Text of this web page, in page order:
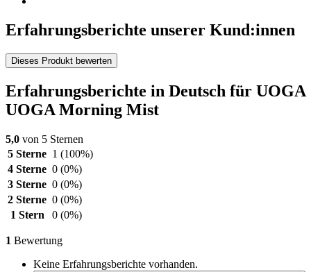
Erfahrungsberichte unserer Kund:innen
Dieses Produkt bewerten
Erfahrungsberichte in Deutsch für UOGA
UOGA Morning Mist
5,0 von 5 Sternen
5 Sterne 1 (100%)
4 Sterne 0 (0%)
3 Sterne 0 (0%)
2 Sterne 0 (0%)
1 Stern
0 (0%)
1 Bewertung
Keine Erfahrungsberichte vorhanden.